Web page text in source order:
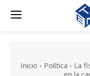
Inicio Política
La
en la